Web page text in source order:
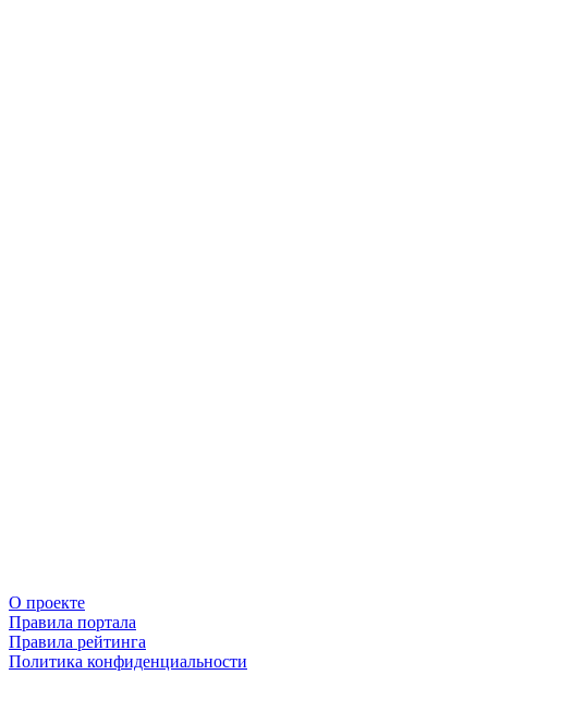
О проекте
Правила портала
Правила рейтинга
Политика конфиденциальности